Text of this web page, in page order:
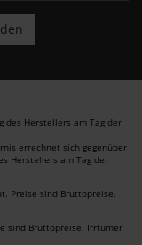
des Herstellers am Tag der
errechnet sich gegenüber
Herstellers am Tag der
Preise sind Bruttopreise.
sind Bruttopreise. Irrtümer